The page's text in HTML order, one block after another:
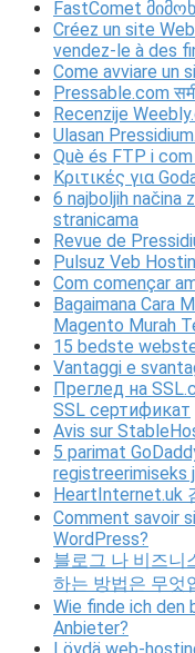
FastComet
Créez un site
vendez-le à des
Come avviare un
Pressable.com
Recenzije
Ulasan
Què és FTP i
Κριτικές για
6 najboljih načina
stranicama
Revue de
Pulsuz Veb
Com començar
Bagaimana Cara
Magento Murah
15 bedste
Vantaggi e
Преглед на
SSL сертификат
Avis sur
5 parimat
registreerimiseks
HeartInternet.uk
Comment savoir
WordPress?
블로그 나 비즈니
하는 방법은 무엇
Wie finde ich
Anbieter?